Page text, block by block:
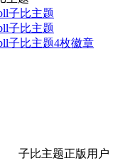
4枚徽章
子比主题正版用户